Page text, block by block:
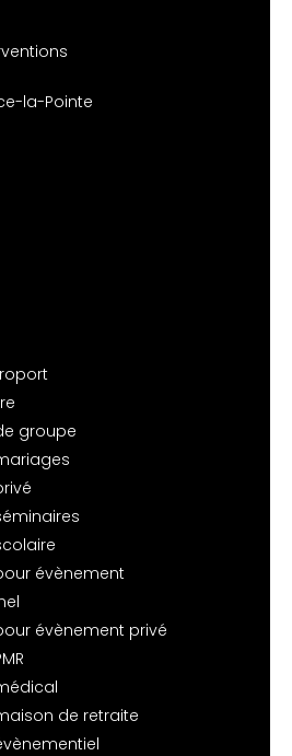
la-Pointe
groupe
évènement
évènement privé
de retraite